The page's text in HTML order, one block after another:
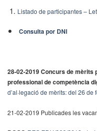
Listado de participantes –
Consulta por DNI
28-02-2019 Concurs de
professional de competència
d’al·legació de mèrits: del 26
21-02-2019 Publicades les